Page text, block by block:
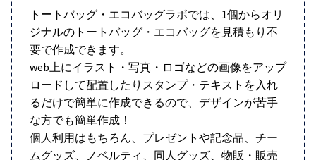
トートバッグ・エコバッグラボでは、1個からオリ
ジナルのトートバッグ・エコバッグを見積もり不
要で作成できます。
web上にイラスト・写真・ロゴなどの画像をアップ
ロードして配置したりスタンプ・テキストを入れ
るだけで簡単に作成できるので、デザインが苦手
な方でも簡単作成！
個人利用はもちろん、プレゼントや記念品、チー
ムグッズ、ノベルティ、同人グッズ、物販・販売